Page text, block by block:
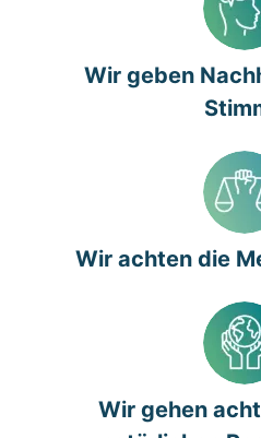
Wir geben
Wir achten die
Wir gehen